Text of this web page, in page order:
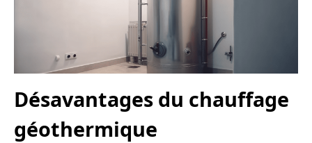
Désavantages du chauffage
géothermique